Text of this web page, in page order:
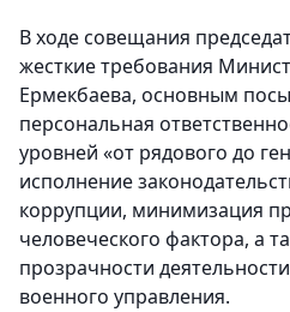
В ходе совещания
жесткие требования
Ермекбаева, основным
персональная
уровней «от рядового до
исполнение
коррупции, минимизация
человеческого фактора, а
прозрачности
военного управления.